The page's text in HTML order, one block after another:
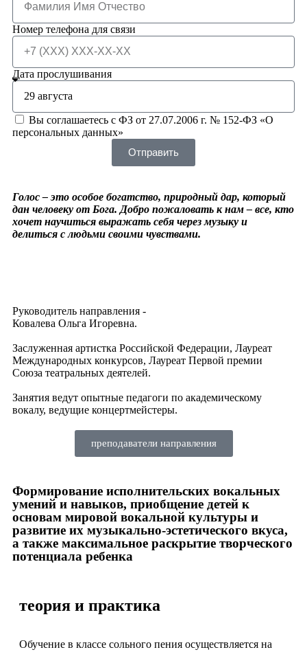
Номер телефона для связи
Дата прослушивания
Вы соглашаетесь с ФЗ от 27.07.2006 г. № 152-ФЗ «О
персональных данных»
Отправить
Голос–это особое богатство, природный дар, который
дан человеку от Бога. Добро пожаловать к нам – все, кто
хочет научиться выражать себя через музыку и
делиться с людьми своими чувствами.
Руководитель направления -
Ковалева Ольга Игоревна.
Заслуженная артистка Российской Федерации, Лауреат
Международных конкурсов, Лауреат Первой премии
Союза театральных деятелей.
Занятия ведут опытные педагоги по академическому
вокалу, ведущие концертмейстеры.
преподаватели направления
Формирование исполнительских вокальных
умений и навыков, приобщение детей к
основам мировой вокальной культуры и
развитие их музыкально-эстетического вкуса,
а также максимальное раскрытие творческого
потенциала ребенка
теория и практика
Обучение в классе сольного пения осуществляется на